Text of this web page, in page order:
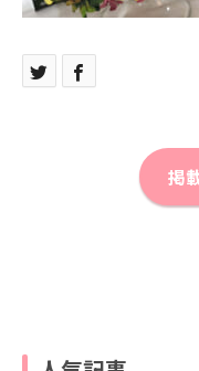
掲